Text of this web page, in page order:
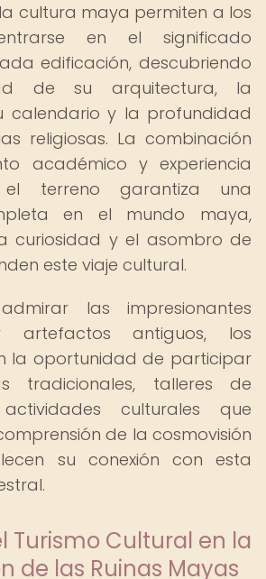
cultura maya permiten a los
en el significado
edificación, descubriendo
de su arquitectura, la
calendario y la profundidad
religiosas. La combinación
académico y experiencia
terreno garantiza una
en el mundo maya,
curiosidad y el asombro de
este viaje cultural.
las impresionantes
artefactos antiguos, los
la oportunidad de participar
tradicionales, talleres de
culturales que
de la cosmovisión
su conexión con esta
Turismo Cultural en la
de las Ruinas Mayas